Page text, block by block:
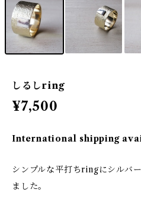
しるしring
¥7,500
International shipping
シンプルな平打ちringにシルバ
ました。